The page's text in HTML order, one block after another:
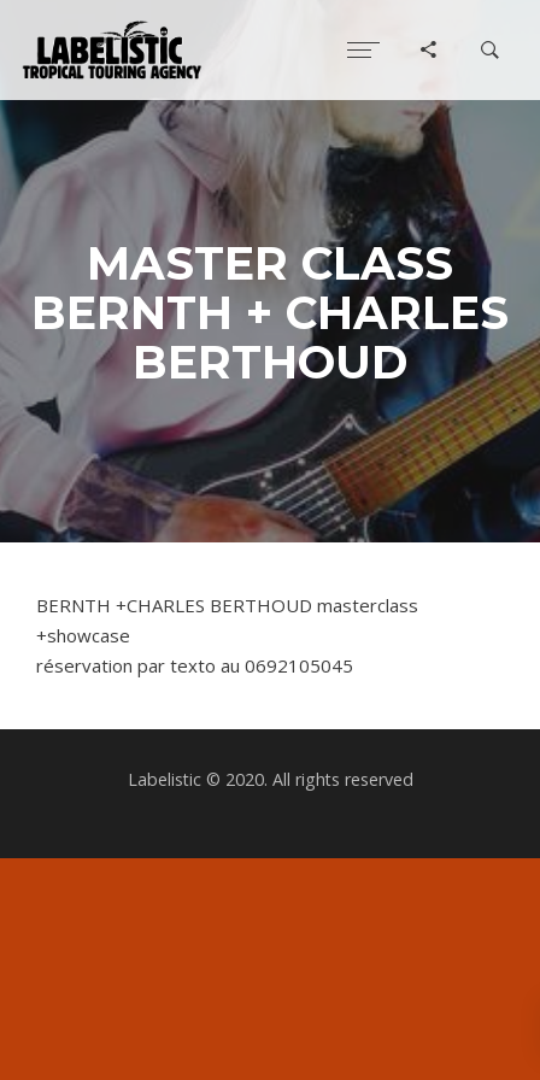
MASTER CLASS
BERNTH + CHARLES
BERTHOUD
BERNTH +CHARLES BERTHOUD masterclass
+showcase
réservation par texto au 0692105045
Labelistic © 2020. All rights reserved